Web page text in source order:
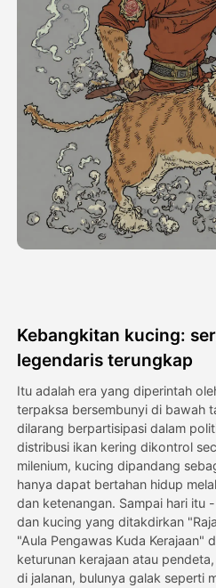
Template
Avatar Video
Video AI
Foto AI
Alat lainnya
Galeri
Blog
Harga
API
Kebangkitan kucing:
legendaris terungkap
Itu adalah era yang diperintah
terpaksa bersembunyi di bawah
dilarang berpartisipasi dalam
distribusi ikan kering dikontrol
milenium, kucing dipandang
hanya dapat bertahan hidup
dan ketenangan. Sampai hari itu
dan kucing yang ditakdirkan
"Aula Pengawas Kuda Kerajaan"
keturunan kerajaan atau
di jalanan, bulunya galak seperti